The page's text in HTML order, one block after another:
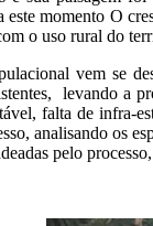
momento O
o uso rural do
vem se
levando a
falta de infra-
analisando os
pelo